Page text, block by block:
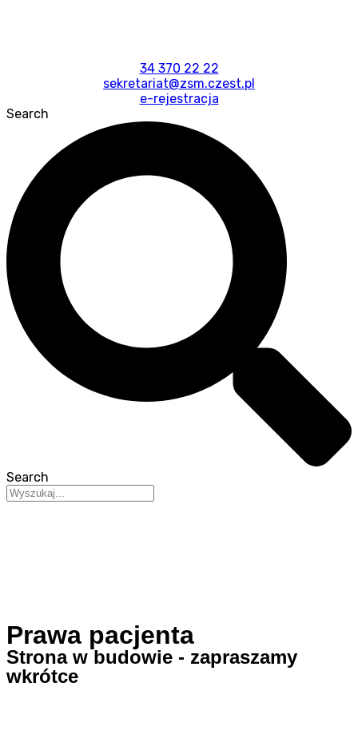
34 370 22 22
sekretariat@zsm.czest.pl
e-rejestracja
Search
Search
Prawa pacjenta
Strona w budowie - zapraszamy
wkrótce